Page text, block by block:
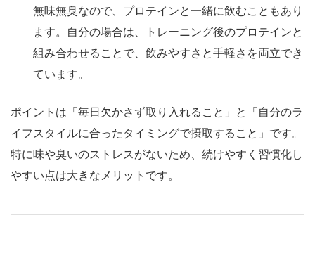
無味無臭なので、プロテインと一緒に飲むこともあり
ます。自分の場合は、トレーニング後のプロテインと
組み合わせることで、飲みやすさと手軽さを両立でき
ています。
ポイントは「毎日欠かさず取り入れること」と「自分のラ
イフスタイルに合ったタイミングで摂取すること」です。
特に味や臭いのストレスがないため、続けやすく習慣化し
やすい点は大きなメリットです。